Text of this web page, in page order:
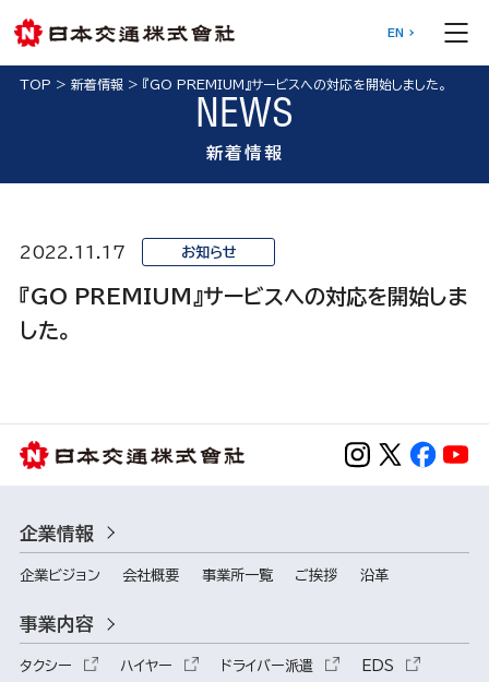
EN
TOP > 新着情報> 『GO PREMIUM』サービスへの対応を開始しました。
NEWS
新着情報
2022.11.17 お知らせ
『GO PREMIUM』サービスへの対応を開始しま
した。
企業情報
企業ビジョン 会社概要 事業所一覧 ご挨拶 沿革
事業内容
タクシー ハイヤー ドライバー派遣 EDS